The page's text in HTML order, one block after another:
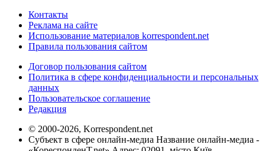
Контакты
Реклама на сайте
Использование материалов korrespondent.net
Правила пользования сайтом
Договор пользования сайтом
Политика в сфере конфиденциальности и персональных
данных
Пользовательское соглашение
Редакция
© 2000-2026, Korrespondent.net
Субъект в сфере онлайн-медиа Название онлайн-медиа -